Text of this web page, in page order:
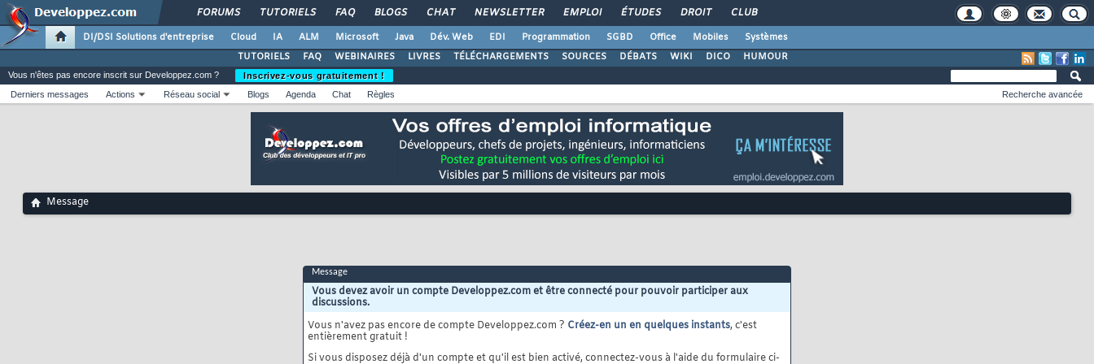
FORUMS TUTORIELS FAQ BLOGS CHAT NEWSLETTER EMPLOI ÉTUDES DROIT CLUB
DI/DSI Solutions d'entreprise Cloud IA ALM Microsoft Java Dév. Web EDI Programmation SGBD Office Mobiles
Systèmes
TUTORIELS
FAQ WEBINAIRES LIVRES TÉLÉCHARGEMENTS SOURCES DÉBATS WIKI DICO HUMOUR
Vous n'êtes pas encore inscrit sur Developpez.com ?
Inscrivez-vous gratuitement !
Derniers messages
Actions Réseau social Blogs Agenda Chat Règles Recherche avancée
Message
Message
Vous devez avoir un compte Developpez.com et être connecté pour pouvoir participer aux
discussions.
Vous n'avez pas encore de compte Developpez.com ? Créez-en un en quelques instants, c'est
entièrement gratuit !
Si vous disposez déjà d'un compte et qu'il est bien activé, connectez-vous à l'aide du formulaire ci-